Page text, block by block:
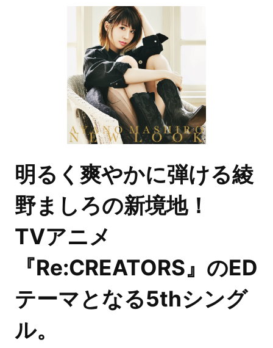
明るく爽やかに弾ける綾
野ましろの新境地！
TVアニメ
『Re:CREATORS』のED
テーマとなる5thシング
ル。